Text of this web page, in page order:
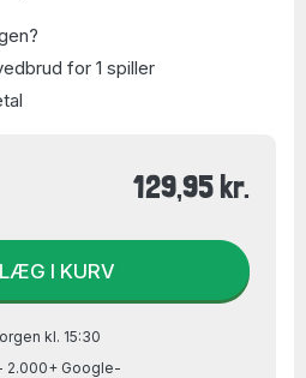
for 1 spiller
129,95 kr.
LÆG I KURV
kl. 15:30
Google-